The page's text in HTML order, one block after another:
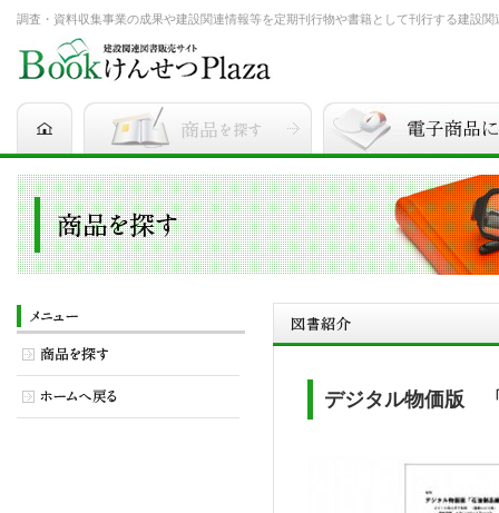
調査・資料収集事業の成果や建設関連情報等を定期刊行物や書籍として刊行する建設
デジタル物価版